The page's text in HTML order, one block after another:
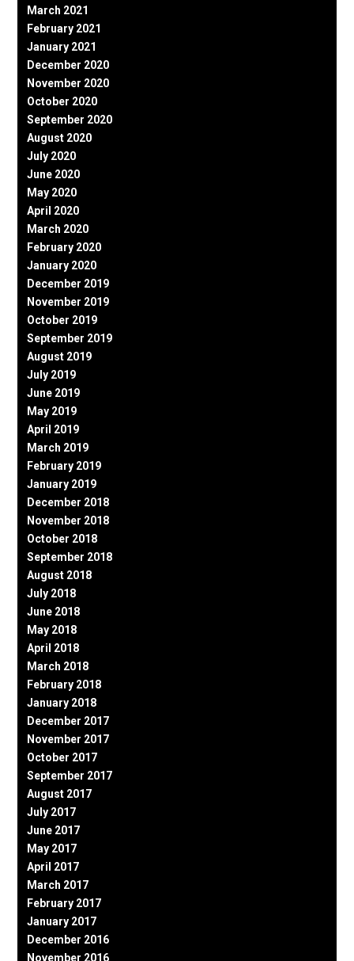
March 2021
February 2021
January 2021
December 2020
November 2020
October 2020
September 2020
August 2020
July 2020
June 2020
May 2020
April 2020
March 2020
February 2020
January 2020
December 2019
November 2019
October 2019
September 2019
August 2019
July 2019
June 2019
May 2019
April 2019
March 2019
February 2019
January 2019
December 2018
November 2018
October 2018
September 2018
August 2018
July 2018
June 2018
May 2018
April 2018
March 2018
February 2018
January 2018
December 2017
November 2017
October 2017
September 2017
August 2017
July 2017
June 2017
May 2017
April 2017
March 2017
February 2017
January 2017
December 2016
November 2016